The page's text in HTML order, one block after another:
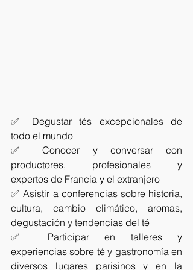
✅ Degustar tés excepcionales de
todo el mundo
✅ Conocer y conversar con
productores, profesionales y
expertos de Francia y el extranjero
✅ Asistir a conferencias sobre historia,
cultura, cambio climático, aromas,
degustación y tendencias del té
✅ Participar en talleres y
experiencias sobre té y gastronomía en
diversos lugares parisinos y en la